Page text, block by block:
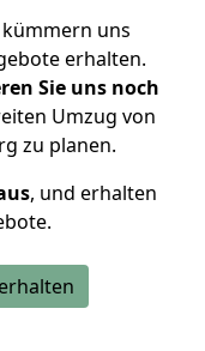
kümmern uns
erhalten.
Sie uns noch
Umzug von
zu planen.
, und erhalten